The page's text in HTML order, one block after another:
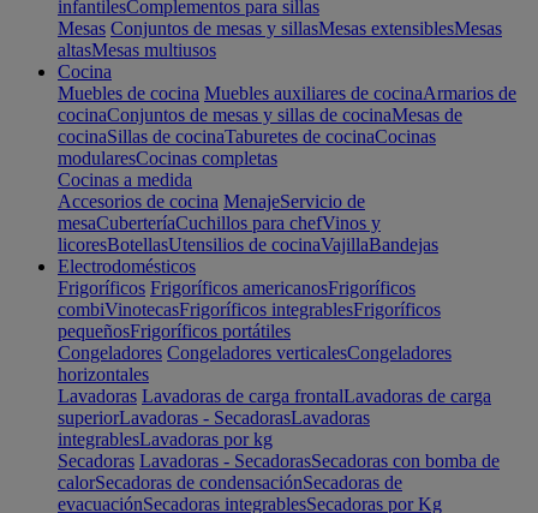
infantilesComplementos para sillas
Mesas Conjuntos de mesas y sillasMesas extensiblesMesas
altasMesas multiusos
Cocina
Muebles de cocina Muebles auxiliares de cocinaArmarios de
cocinaConjuntos de mesas y sillas de cocinaMesas de
cocinaSillas de cocinaTaburetes de cocinaCocinas
modularesCocinas completas
Cocinas a medida
Accesorios de cocina MenajeServicio de
mesaCuberteríaCuchillos para chefVinos y
licoresBotellasUtensilios de cocinaVajillaBandejas
Electrodomésticos
Frigoríficos Frigoríficos americanosFrigoríficos
combiVinotecasFrigoríficos integrablesFrigoríficos
pequeñosFrigoríficos portátiles
Congeladores Congeladores verticalesCongeladores
horizontales
Lavadoras Lavadoras de carga frontalLavadoras de carga
superiorLavadoras - SecadorasLavadoras
integrablesLavadoras por kg
Secadoras Lavadoras - SecadorasSecadoras con bomba de
calorSecadoras de condensaciónSecadoras de
evacuaciónSecadoras integrablesSecadoras por Kg